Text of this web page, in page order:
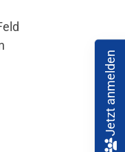
Jetzt anmelden